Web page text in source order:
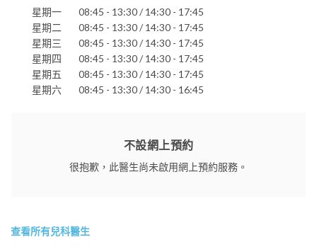
電郵：
reception@imchk.hk
星期一
08:45 - 13:30 / 14:30 - 17:45
星期二
08:45 - 13:30 / 14:30 - 17:45
星期三
08:45 - 13:30 / 14:30 - 17:45
星期四
08:45 - 13:30 / 14:30 - 17:45
星期五
08:45 - 13:30 / 14:30 - 17:45
星期六
08:45 - 13:30 / 14:30 - 16:45
不設網上預約
很抱歉，此醫生尚未啟用網上預約服務。
查看所有兒科醫生